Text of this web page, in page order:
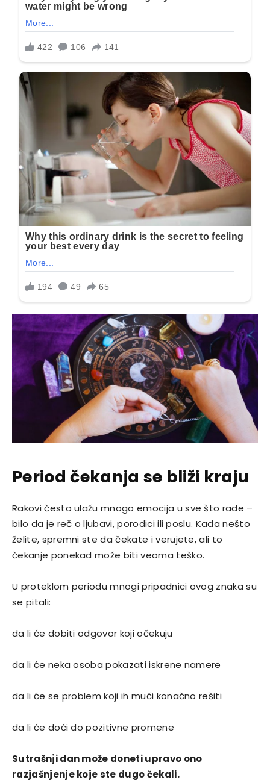
Period čekanja se bliži kraju
Rakovi često ulažu mnogo emocija u sve što rade –
bilo da je reč o ljubavi, porodici ili poslu. Kada nešto
želite, spremni ste da čekate i verujete, ali to
čekanje ponekad može biti veoma teško.
U proteklom periodu mnogi pripadnici ovog znaka su
se pitali:
da li će dobiti odgovor koji očekuju
da li će neka osoba pokazati iskrene namere
da li će se problem koji ih muči konačno rešiti
da li će doći do pozitivne promene
Sutrašnji dan može doneti upravo ono
razjašnjenje koje ste dugo čekali.